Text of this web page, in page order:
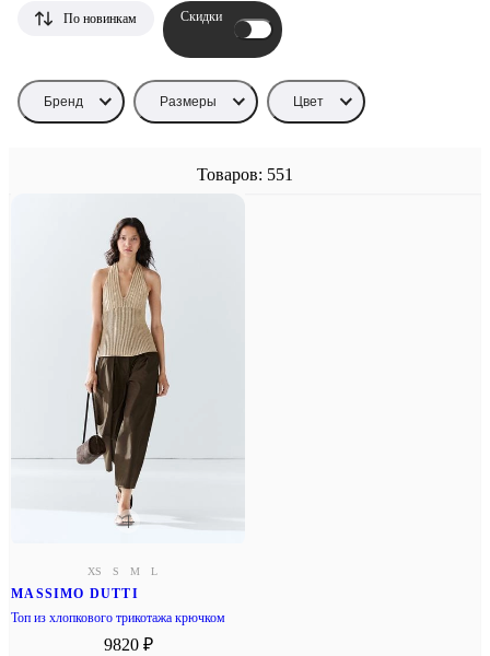
Бренд Размеры Цвет
Товаров: 551
По новинкам Скидки
XS S M L
MASSIMO DUTTI
Топ из хлопкового трикотажа крючком
9820 ₽